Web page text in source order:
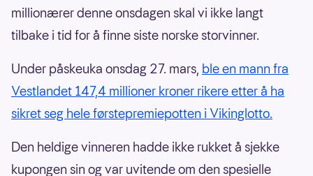
millionærer denne onsdagen skal vi ikke langt
tilbake i tid for å finne siste norske storvinner.
Under påskeuka onsdag 27. mars, ble en mann fra
Vestlandet 147,4 millioner kroner rikere etter å ha
sikret seg hele førstepremiepotten i Vikinglotto.
Den heldige vinneren hadde ikke rukket å sjekke
kupongen sin og var uvitende om den spesielle